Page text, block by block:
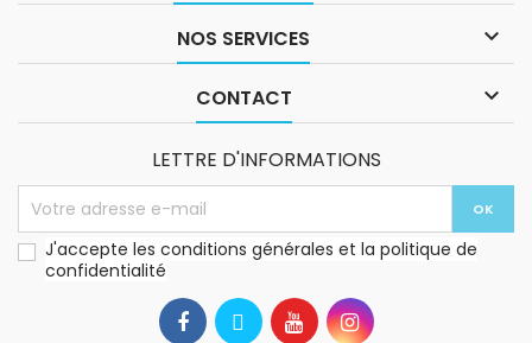
NOS SERVICES 
CONTACT 
LETTRE D'INFORMATIONS
J'accepte les conditions générales et la politique de
confidentialité